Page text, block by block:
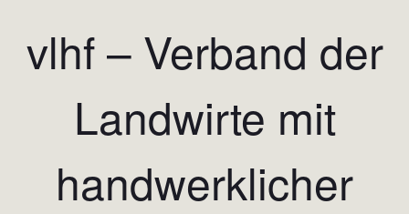
vlhf – Verband der
Landwirte mit
handwerklicher